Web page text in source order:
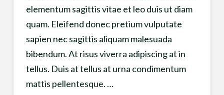
elementum sagittis vitae et leo duis ut diam
quam. Eleifend donec pretium vulputate
sapien nec sagittis aliquam malesuada
bibendum. At risus viverra adipiscing at in
tellus. Duis at tellus at urna condimentum
mattis pellentesque. …